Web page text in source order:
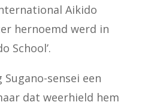
Aikido
hernoemd werd in
School’.
sensei een
dat weerhield hem